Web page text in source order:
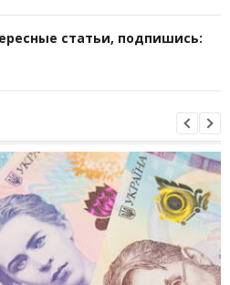
статьи, подпишись: